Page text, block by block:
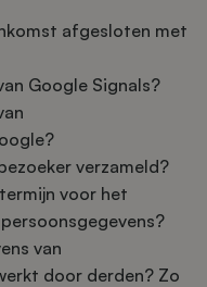
afgesloten met
Google Signals?
verzameld?
voor het
van
door derden? Zo